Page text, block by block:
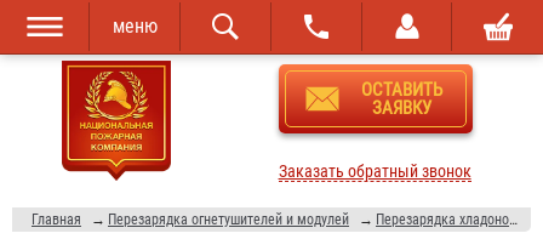
Перейти к
основному
содержанию
Skip to
navigation
меню
ОСТАВИТЬ
ЗАЯВКУ
Заказать обратный звонок
Главная → Перезарядка огнетушителей и модулей → Перезарядка хладоновых огнетушителей